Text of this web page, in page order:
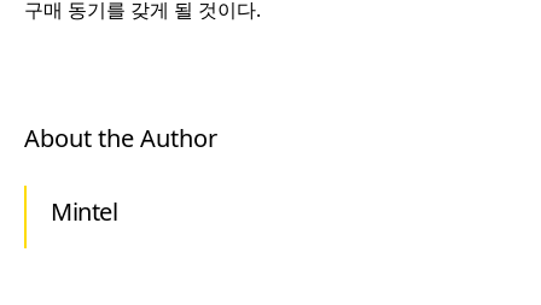
구매 동기를 갖게 될 것이다.
About the Author
Mintel